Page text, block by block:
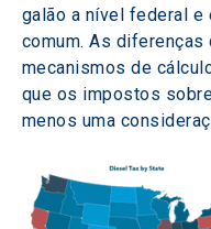
galão a nível federal e
comum. As diferenças
mecanismos de
que os impostos
menos uma